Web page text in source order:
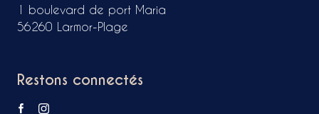
1 boulevard de port Maria
56260 Larmor-Plage
Restons connectés